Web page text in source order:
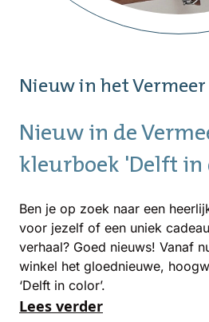
Nieuw in het
Nieuw in de
kleurboek 'Delft in
Ben je op zoek naar een
voor jezelf of een uniek
verhaal? Goed nieuws! Vanaf
winkel het gloednieuwe,
‘Delft in color’.
Lees verder